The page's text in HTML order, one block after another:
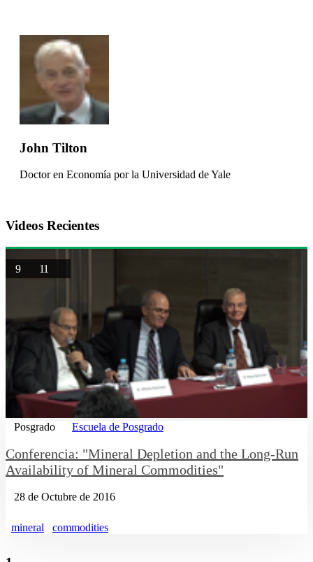
John Tilton
Doctor en Economía por la Universidad de Yale
Videos Recientes
9 11
Posgrado Escuela de Posgrado
Conferencia: "Mineral Depletion and the Long-Run
Availability of Mineral Commodities"
28 de Octubre de 2016
mineral commodities